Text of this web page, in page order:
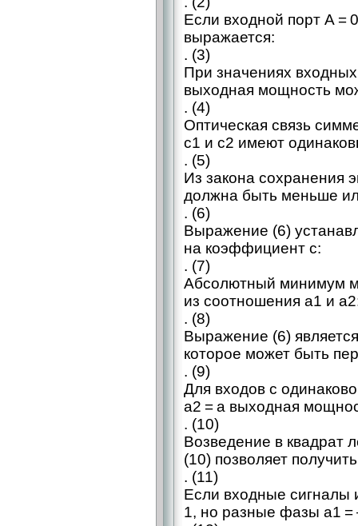
Если входной порт A =
выражается:
. (3)
При значениях
выходная мощность
. (4)
Оптическая связь
c1 и c2 имеют
. (5)
Из закона сохранения
должна быть меньше
. (6)
Выражение (6)
на коэффициент c:
. (7)
Абсолютный минимум
из соотношения a1 и
. (8)
Выражение (6)
которое может быть
. (9)
Для входов с
a2 = a выходная
. (10)
Возведение в квадрат
(10) позволяет
. (11)
Если входные сигналы
1, но разные фазы a1 =